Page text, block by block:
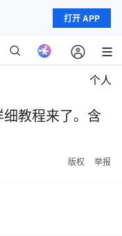
打开 APP
个人
教程来了。含
版权 举报